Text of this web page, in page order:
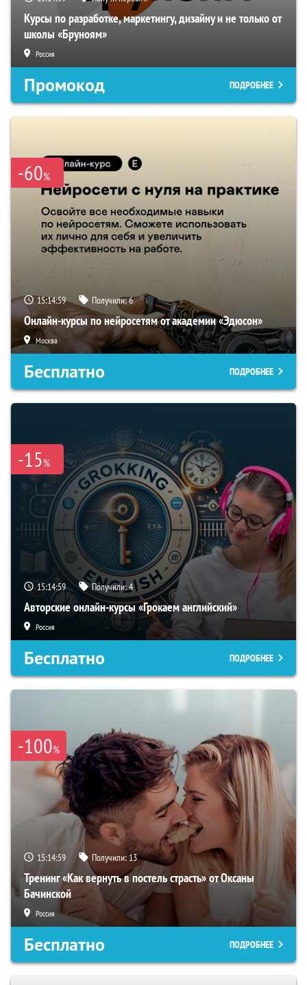
Курсы по разработке, маркетингу, дизайну и не только от
школы «Бруноям»
Россия
Промокод ПОДРОБНЕЕ
-60%
15:14:59 Получили:6
Онлайн-курсы по нейросетям от академии «Эдюсон»
Москва
Бесплатно ПОДРОБНЕЕ
-15%
15:14:59 Получили:4
Авторские онлайн-курсы «Грокаем английский»
Россия
Бесплатно ПОДРОБНЕЕ
-100%
15:14:59 Получили:13
Тренинг «Как вернуть в постель страсть» от Оксаны
Бачинской
Россия
Бесплатно ПОДРОБНЕЕ